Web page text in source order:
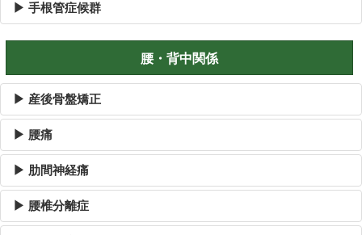
▶ 手根管症候群
腰・背中関係
▶ 産後骨盤矯正
▶ 腰痛
▶ 肋間神経痛
▶ 腰椎分離症